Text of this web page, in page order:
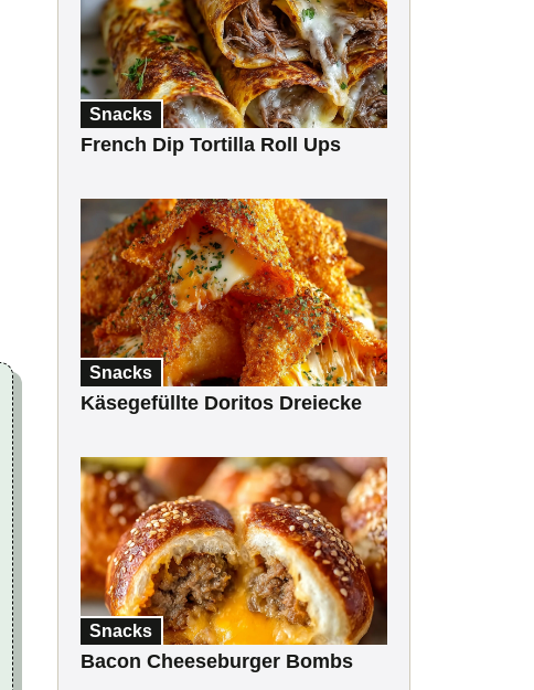
Snacks
French Dip Tortilla Roll Ups
Snacks
Käsegefüllte Doritos Dreiecke
Snacks
Bacon Cheeseburger Bombs